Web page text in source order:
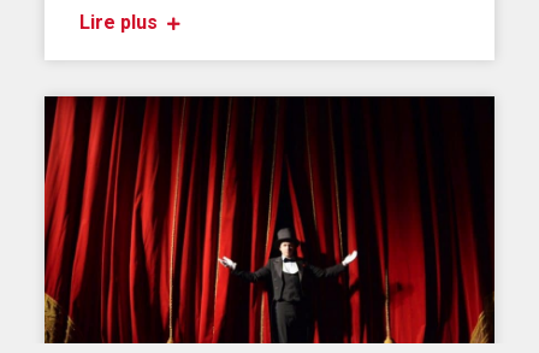
Lire plus